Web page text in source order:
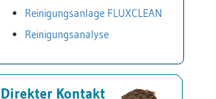
Reinigungsanlage FLUXCLEAN
Reinigungsanalyse
Direkter Kontakt